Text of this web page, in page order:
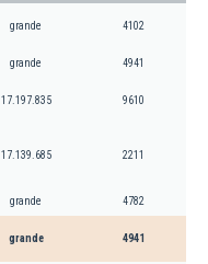
grande 4102
grande 4941
17.197.835 9610
17.139.685 2211
grande 4782
grande 4941